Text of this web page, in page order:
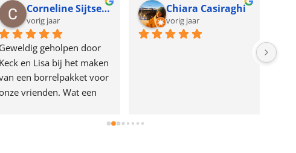
Corneline Sijtsema
vorig jaar
Geweldig geholpen door
Keck en Lisa bij het maken
een borrelpakket voor
vrienden. Wat een
Chiara Casiraghi
vorig jaar